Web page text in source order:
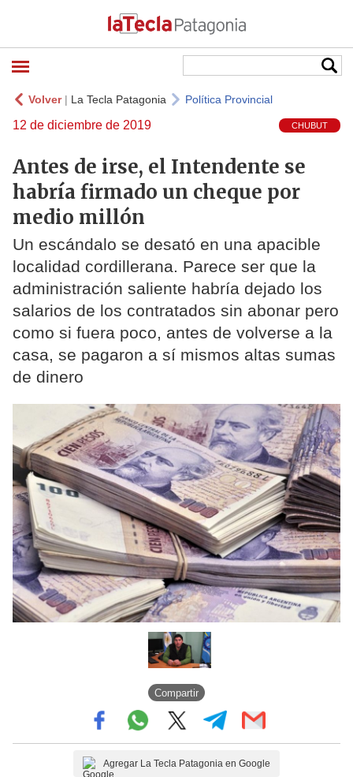
Volver| La Tecla Patagonia Política Provincial
12 de diciembre de 2019 CHUBUT
Antes de irse, el Intendente se
habría firmado un cheque por
medio millón
Un escándalo se desató en una apacible
localidad cordillerana. Parece ser que la
administración saliente habría dejado los
salarios de los contratados sin abonar pero
como si fuera poco, antes de volverse a la
casa, se pagaron a sí mismos altas sumas
de dinero
Compartir
Agregar La Tecla Patagonia en Google